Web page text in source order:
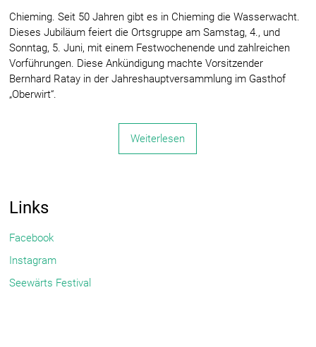
Chieming. Seit 50 Jahren gibt es in Chieming die Wasserwacht.
Dieses Jubiläum feiert die Ortsgruppe am Samstag, 4., und
Sonntag, 5. Juni, mit einem Festwochenende und zahlreichen
Vorführungen. Diese Ankündigung machte Vorsitzender
Bernhard Ratay in der Jahreshauptversammlung im Gasthof
„Oberwirt“.
Weiterlesen
Links
Facebook
Instagram
Seewärts Festival